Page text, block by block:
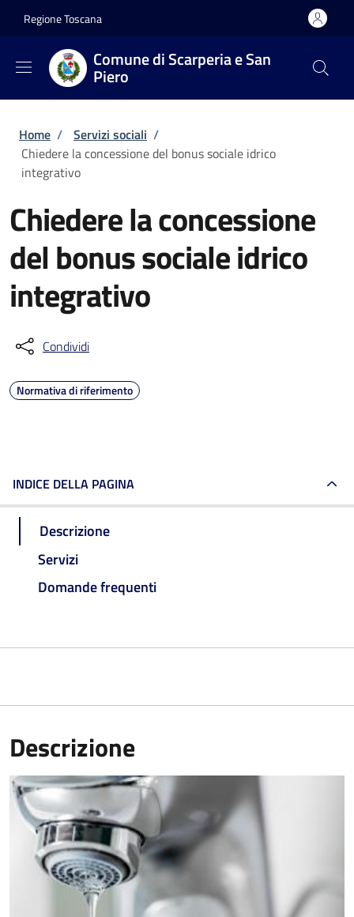
Regione Toscana
Comune di Scarperia e San
Piero
Briciole di pane
Home / Servizi sociali /
Chiedere la concessione del bonus sociale idrico
integrativo
Chiedere la concessione
del bonus sociale idrico
integrativo
Condividi
Normativa di riferimento
INDICE DELLA PAGINA
Descrizione
Servizi
Domande frequenti
Descrizione